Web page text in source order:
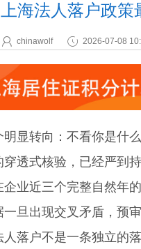
海法人落户政策
chinawolf 2026-07-08
转向：不看你是什么
透式核验，已经严到
近三个完整自然年的
旦出现交叉矛盾，预
户不是一条独立的落